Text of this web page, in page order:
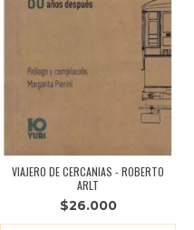
VIAJERO DE CERCANIAS - ROBERTO
ARLT
$26.000